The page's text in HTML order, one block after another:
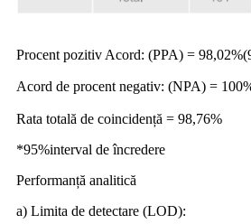
Procent pozitiv Acord: (PPA) =
Acord de procent negativ: (NPA) =
Rata totală de coincidență = 98,76%
*95%interval de încredere
Performanță analitică
a) Limita de detectare (LOD):